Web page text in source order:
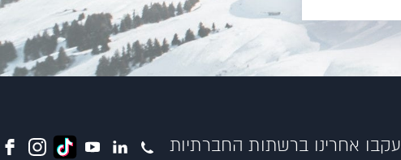
עקבו אחרינו ברשתות החברתיות